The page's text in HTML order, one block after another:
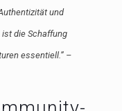
und
die Schaffung
essentiell.” –